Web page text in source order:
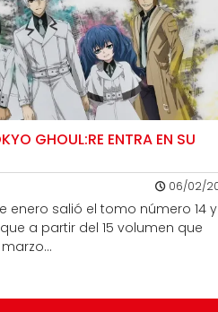
GHOUL:RE ENTRA EN SU
06/02/
enero salió el tomo número 14
a partir del 15 volumen que